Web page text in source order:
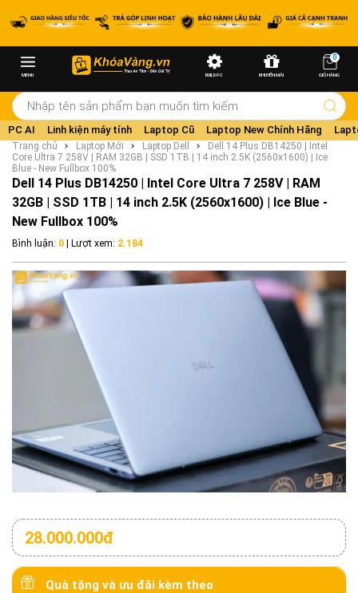
MENU BUILD PC KHUYẾN MÃI
0
GIỎ HÀNG
PC AI Linh kiện máy tính Laptop Cũ Laptop New Chính Hãng
Trang chủ Laptop Mới Laptop Dell
Dell 14 Plus DB14250 | Intel
Core Ultra 7 258V | RAM 32GB | SSD 1TB | 14 inch 2.5K (2560x1600) | Ice
Blue - New Fullbox 100%
Dell 14 Plus DB14250 | Intel Core Ultra 7 258V | RAM
32GB | SSD 1TB | 14 inch 2.5K (2560x1600) | Ice Blue -
New Fullbox 100%
Bình luận: 0 | Lượt xem: 2.184
28.000.000đ
Quà tặng và ưu đãi kèm theo